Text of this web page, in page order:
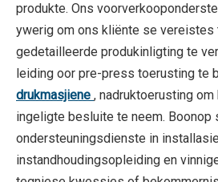
produkte. Ons
ywerig om ons kliënte se vereistes
gedetailleerde produkinligting te
leiding oor pre-press toerusting te
drukmasjiene , nadruktoerusting
ingeligte besluite te neem. Boonop
ondersteuningsdienste in
instandhoudingsopleiding en